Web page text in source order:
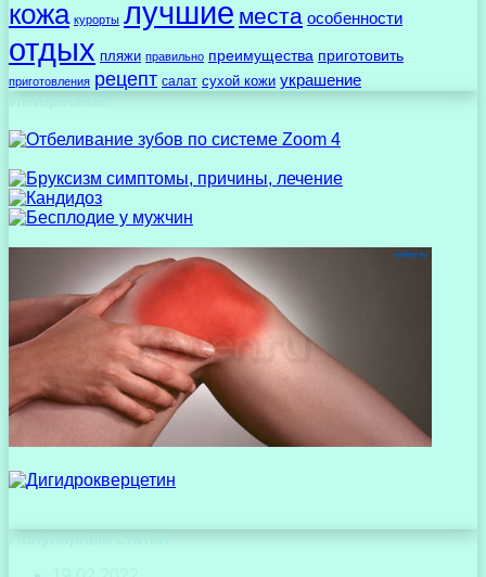
кожа курорты лучшие места особенности
отдых пляжи правильно преимущества приготовить
приготовления рецепт салат сухой кожи украшение